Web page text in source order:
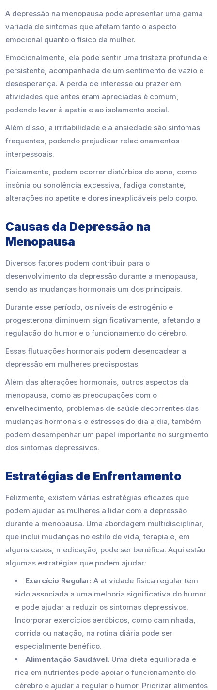
A depressão na menopausa pode apresentar uma gama
variada de sintomas que afetam tanto o aspecto
emocional quanto o físico da mulher.
Emocionalmente, ela pode sentir uma tristeza profunda e
persistente, acompanhada de um sentimento de vazio e
desesperança. A perda de interesse ou prazer em
atividades que antes eram apreciadas é comum,
podendo levar à apatia e ao isolamento social.
Além disso, a irritabilidade e a ansiedade são sintomas
frequentes, podendo prejudicar relacionamentos
interpessoais.
Fisicamente, podem ocorrer distúrbios do sono, como
insônia ou sonolência excessiva, fadiga constante,
alterações no apetite e dores inexplicáveis pelo corpo.
Causas da Depressão na
Menopausa
Diversos fatores podem contribuir para o
desenvolvimento da depressão durante a menopausa,
sendo as mudanças hormonais um dos principais.
Durante esse período, os níveis de estrogênio e
progesterona diminuem significativamente, afetando a
regulação do humor e o funcionamento do cérebro.
Essas flutuações hormonais podem desencadear a
depressão em mulheres predispostas.
Além das alterações hormonais, outros aspectos da
menopausa, como as preocupações com o
envelhecimento, problemas de saúde decorrentes das
mudanças hormonais e estresses do dia a dia, também
podem desempenhar um papel importante no surgimento
dos sintomas depressivos.
Estratégias de Enfrentamento
Felizmente, existem várias estratégias eficazes que
podem ajudar as mulheres a lidar com a depressão
durante a menopausa. Uma abordagem multidisciplinar,
que inclui mudanças no estilo de vida, terapia e, em
alguns casos, medicação, pode ser benéfica. Aqui estão
algumas estratégias que podem ajudar:
Exercício Regular: A atividade física regular tem
sido associada a uma melhoria significativa do humor
e pode ajudar a reduzir os sintomas depressivos.
Incorporar exercícios aeróbicos, como caminhada,
corrida ou natação, na rotina diária pode ser
especialmente benéfico.
Alimentação Saudável: Uma dieta equilibrada e
rica em nutrientes pode apoiar o funcionamento do
cérebro e ajudar a regular o humor. Priorizar alimentos